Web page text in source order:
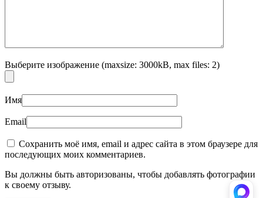
Выберите изображение (maxsize: 3000kB, max files: 2)
Имя
Email
Сохранить моё имя, email и адрес сайта в этом браузере для
последующих моих комментариев.
Вы должны быть авторизованы, чтобы добавлять фотографии
к своему отзыву.